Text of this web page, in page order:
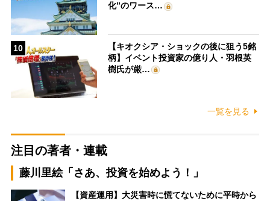
化”のワース…
10
【キオクシア・ショックの後に狙う5銘
柄】イベント投資家の億り人・羽根英
樹氏が厳…
一覧を見る
注目の著者・連載
藤川里絵「さあ、投資を始めよう！」
【資産運用】大災害時に慌てないために平時から